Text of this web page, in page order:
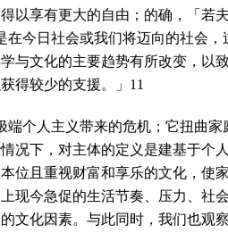
以享有更大的自由；的确，「若
在今日社会或我们将迈向的社会，
与文化的主要趋势有所改变，以
得较少的支援。」 11
端个人主义带来的危机；它扭曲
况下，对主体的定义是建基于个
本位且重视财富和享乐的文化，使
现今急促的生活节奏、压力、社
文化因素。与此同时，我们也观